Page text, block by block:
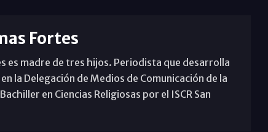
Fortes
es madre de tres hijos. Periodista que desarrolla
la Delegación de Medios de Comunicación de la
en Ciencias Religiosas por el ISCR San